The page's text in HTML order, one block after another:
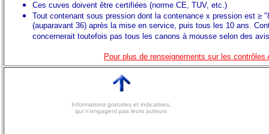
Ces cuves doivent être certifiées (norme CE, TUV, etc.)
Tout contenant sous pression dont la contenance x pression est
(auparavant 36) après la mise en service, puis tous les 10 ans.
concernerait toutefois pas tous les canons à mousse selon des
Pour plus de renseignements sur les
Informations gratuites et indicatives,
qui n'engagent pas leurs auteurs